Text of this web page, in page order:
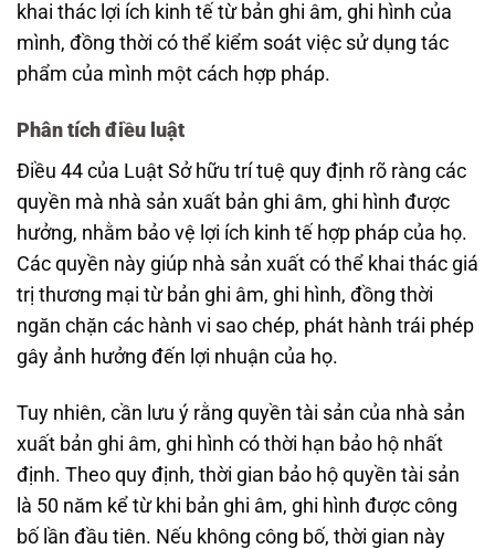
khai thác lợi ích kinh tế từ bản ghi âm, ghi hình của
mình, đồng thời có thể kiểm soát việc sử dụng tác
phẩm của mình một cách hợp pháp.
Phân tích điều luật
Điều 44 của Luật Sở hữu trí tuệ quy định rõ ràng các
quyền mà nhà sản xuất bản ghi âm, ghi hình được
hưởng, nhằm bảo vệ lợi ích kinh tế hợp pháp của họ.
Các quyền này giúp nhà sản xuất có thể khai thác giá
trị thương mại từ bản ghi âm, ghi hình, đồng thời
ngăn chặn các hành vi sao chép, phát hành trái phép
gây ảnh hưởng đến lợi nhuận của họ.
Tuy nhiên, cần lưu ý rằng quyền tài sản của nhà sản
xuất bản ghi âm, ghi hình có thời hạn bảo hộ nhất
định. Theo quy định, thời gian bảo hộ quyền tài sản
là 50 năm kể từ khi bản ghi âm, ghi hình được công
bố lần đầu tiên. Nếu không công bố, thời gian này